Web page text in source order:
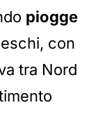
piogge
con
tra Nord